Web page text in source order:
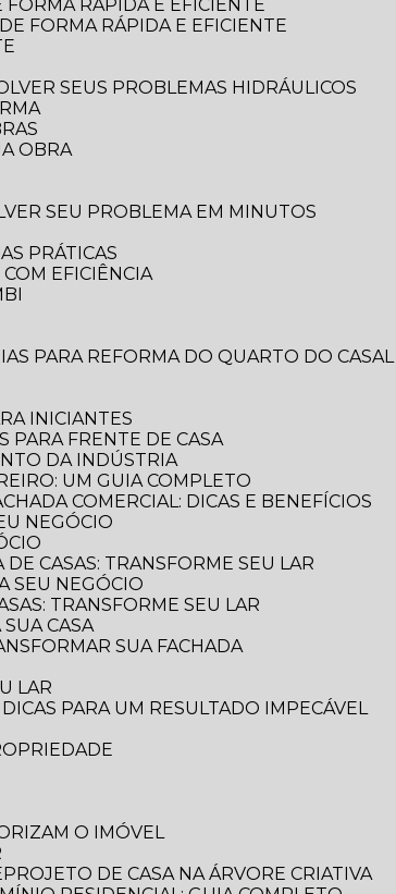
FORMA RÁPIDA E EFICIENTE
FORMA RÁPIDA E EFICIENTE
SEUS PROBLEMAS HIDRÁULICOS
OBRA
SEU PROBLEMA EM MINUTOS
PRÁTICAS
EFICIÊNCIA
PARA REFORMA DO QUARTO DO CASAL
INICIANTES
PARA FRENTE DE CASA
DA INDÚSTRIA
UM GUIA COMPLETO
COMERCIAL: DICAS E BENEFÍCIOS
NEGÓCIO
DE CASAS: TRANSFORME SEU LAR
SEU NEGÓCIO
TRANSFORME SEU LAR
CASA
SUA FACHADA
LAR
PARA UM RESULTADO IMPECÁVEL
O IMÓVEL
PROJETO DE CASA NA ÁRVORE CRIATIVA